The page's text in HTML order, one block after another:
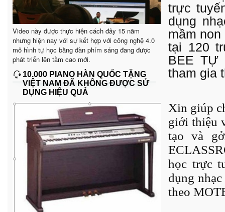
Video này được thực hiện cách đây 15 năm
nhưng hiện nay với sự kết hợp với công nghệ 4.0
mô hình tự học bằng đàn phím sáng đang được
phát triển lên tầm cao mới.
10.000 PIANO HÀN QUỐC TẶNG
VIỆT NAM ĐÃ KHÔNG ĐƯỢC SỬ
DỤNG HIỆU QUẢ
trực
dụng
mầm non
tại 120
BEE TỰ
tham gia
Xin giúp
giới thiệu
tạo và
học trực
dụng
theo